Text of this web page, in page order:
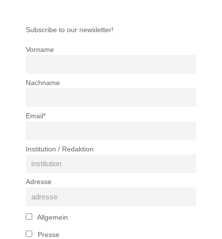
Subscribe to our newsletter!
Vorname
Nachname
Email*
Institution / Redaktion
Adresse
Allgemein
Presse